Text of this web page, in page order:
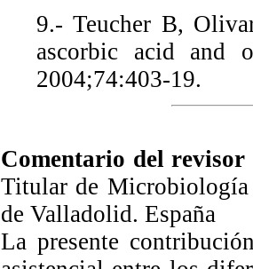
9.- Teucher B,
ascorbic acid and
2004;74:403-19.
Comentario del
Titular de
de Valladolid. España
La presente